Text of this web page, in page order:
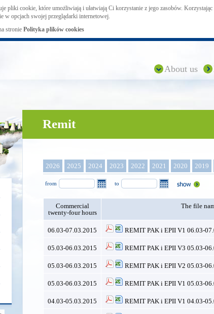
pliki cookie, które umożliwiają i ułatwiają Ci korzystanie z jego zasobów.
w opcjach swojej przeglądarki internetowej.
stronie Polityka plików cookies
About us
Remit
2026 2025 2024 2023 2022 2021 2020 2019
from to
Commercial
twenty-four hours
The file
06.03-07.03.2015 REMIT PAK i EPII V1 06.03-
05.03-06.03.2015 REMIT PAK i EPII V3 05.03-
05.03-06.03.2015 REMIT PAK i EPII V2 05.03-
05.03-06.03.2015 REMIT PAK i EPII V1 05.03-
04.03-05.03.2015 REMIT PAK i EPII V1 04.03-